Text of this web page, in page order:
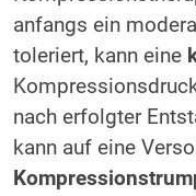
anfangs ein
toleriert, kann eine
nach erfolgter
kann auf eine